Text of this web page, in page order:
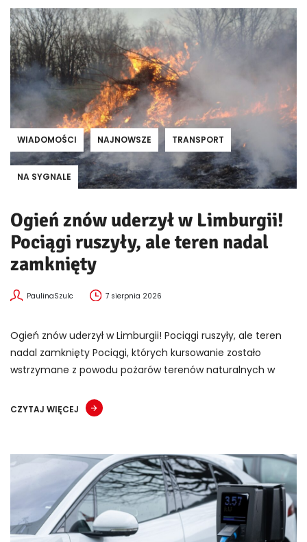
WIADOMOŚCI NAJNOWSZE TRANSPORT
NA SYGNALE
Ogień znów uderzył w Limburgii!
Pociągi ruszyły, ale teren nadal
zamknięty
PaulinaSzulc 7 sierpnia 2026
Ogień znów uderzył w Limburgii! Pociągi ruszyły, ale teren
nadal zamknięty Pociągi, których kursowanie zostało
wstrzymane z powodu pożarów terenów naturalnych w
CZYTAJ WIĘCEJ